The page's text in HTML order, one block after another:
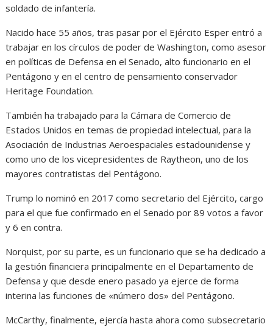
soldado de infantería.
Nacido hace 55 años, tras pasar por el Ejército Esper entró a
trabajar en los círculos de poder de Washington, como asesor
en políticas de Defensa en el Senado, alto funcionario en el
Pentágono y en el centro de pensamiento conservador
Heritage Foundation.
También ha trabajado para la Cámara de Comercio de
Estados Unidos en temas de propiedad intelectual, para la
Asociación de Industrias Aeroespaciales estadounidense y
como uno de los vicepresidentes de Raytheon, uno de los
mayores contratistas del Pentágono.
Trump lo nominó en 2017 como secretario del Ejército, cargo
para el que fue confirmado en el Senado por 89 votos a favor
y 6 en contra.
Norquist, por su parte, es un funcionario que se ha dedicado a
la gestión financiera principalmente en el Departamento de
Defensa y que desde enero pasado ya ejerce de forma
interina las funciones de «número dos» del Pentágono.
McCarthy, finalmente, ejercía hasta ahora como subsecretario